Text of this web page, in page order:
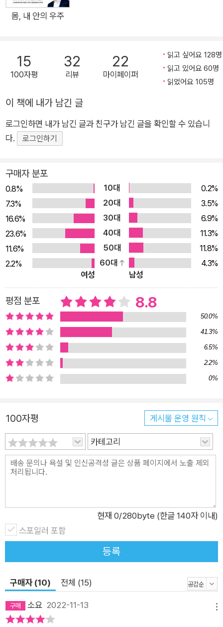
요롭게 해주는 시각, 청각, 후각을 다룬다. 제6장은 혀가 느끼는
정과는 관계가 없지만, 한 가지 일, 즉 뛰는 일에만 몰두하며 그
일을 놀라울 정도로 잘 해내는 신체 기관인 심장과 온몸 구석구석
을 돌아다니며 산소를 운반하는 혈액을 살펴본다. 제8장은 호르
몬에 관한 내용을 다룬다. 인슐린의 발견은 인류의 의학 발전에
해냈다. 제9장에서는 우리를 지탱하는 뼈대와 인대 그리고 근육
의 조화로운 작용을 살펴본다. 제10장에서는 유인원에서 직립보
제11장은 항상성에 관한 내용으로, 체온이 오르면 땀을 배출하고
체온이 낮아지면 몸을 떨게 함으로써 몸이 어떻게 체온을 거의 일
정하게 유지하는지를 살펴본다. 제12장은 우리를 세균과 바이러
스로부터 구해주지만 때로는 우리 스스로를 공격함으로써 우리
를 곤란하게 만들기도 하는 면역계에 대한 내용이다. 현대인에게
자가면역 질환이나 알레르기가 발생하는 일이 점점 늘고 있지만,
의학은 아직 그 원인이나 치료법에 대해서 아무것도 확실하게 알
지 못한다. 제13장은 도시에서 생활하는 우리가 들이마시는 엄청
난 먼지를 처리하는 놀라운 기관인 허파에 대한 장이다. 마르셀
프루스트를 괴롭혔고, 많은 현대인들의 걱정거리이기도 한 천식
의 모든 것을 다룬다. 제14장에서는 우리가 먹는 음식과 관련된
내용과 잘못된 믿음들을 소개한다. 또한 음식물의 열량, 탄수화
물, 지방, 단백질과 무기질, 비타민을 우리가 어떻게 알게 되었는
지와 더불어 수렵 채집인으로 진화한 인류가 오늘날의 풍족한 삶
을 누리게 되면서 만연해진 비만이라는 안타까운 현실을 돌아본
구멍이 뚫리는 불운한 사고를 겪은 한 남자의 위는 인류에게 우리
흡수하는 작은창자와 미생물들의 공간인 큰창자의 이야기를 들
려준다. 제16장에서는 하루의 시간 중에서 3분의 1을 차지하는
잠에 대한 모든 것을 살펴본다. 우리는 왜 꿈을 꾸는지, 우리의 수
수 있는 생식 기관들에 대해서 면밀히 들여다본다. 인류는 놀라울
만치 최근에야 성염색체를 알게 되었고, 여전히 남녀의 생식기에
대해서는 놀라울 만치 아는 것이 없다. 제18장에서는 우리의 생
명이 시작되는 순간부터 세상으로 나오는 과정까지를 살펴본다.
정자와 난자가 만나는 과정의 신비는 물론이고, 임신과 출산에 관
한 흥미로운 이야기들이 펼쳐진다. 제19장은 우리에게 유용한 경
고 신호가 될 수도 있는 통증에 대해서 알아본다. 통증은 우리 몸
어딘가에서 어떤 일이 벌어지고 있음을 알려주는 귀중한 경고 신
몸, 내 안의 우주
15
100자평
32
리뷰
22
마이페이퍼
읽고 싶어요 128명
읽고 있어요 60명
읽었어요 105명
이 책에 내가 남긴 글
로그인하면 내가 남긴 글과 친구가 남긴 글을 확인할 수 있습니
다.
로그인하기
구매자 분포
0.8% 10대
0.2%
7.3%
20대
3.5%
16.6%
30대
6.9%
23.6%
40대
11.3%
11.6%
50대
11.8%
2.2%
60대
4.3%
여성
남성
평점 분포 8.8
50.0%
41.3%
6.5%
2.2%
0%
100자평 게시물 운영 원칙
카테고리
현재 0/280byte (한글 140자 이내)
스포일러 포함
등록
구매자 (10) 전체 (15)
소요 2022-11-13